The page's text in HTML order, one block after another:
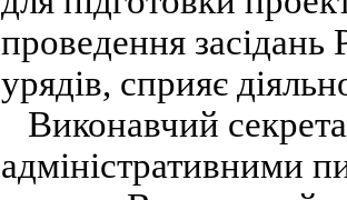
проведення засідань
урядів, сприяє
Виконавчий
адміністративними